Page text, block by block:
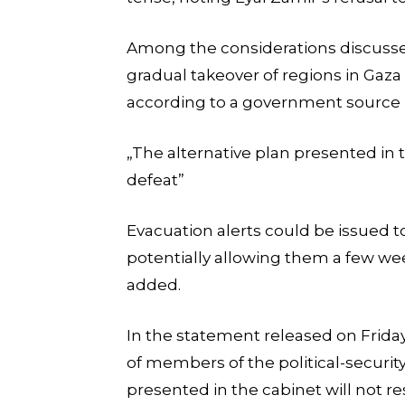
Among the considerations
gradual takeover of regions in
according to a government
„The alternative plan presented in
defeat”
Evacuation alerts could be issued
potentially allowing them a few
added.
In the statement released on
of members of the political-
presented in the cabinet will not